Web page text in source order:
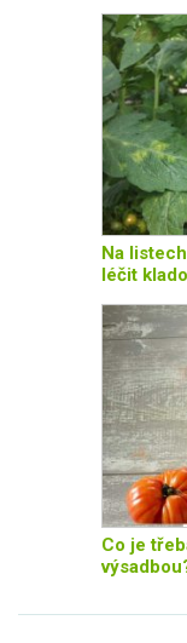
Na
léčit
Co je